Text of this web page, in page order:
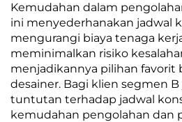
Kemudahan dalam
ini menyederhanakan jadwal
mengurangi biaya tenaga
meminimalkan risiko
menjadikannya pilihan favorit
desainer. Bagi klien segmen
tuntutan terhadap jadwal
kemudahan pengolahan dan